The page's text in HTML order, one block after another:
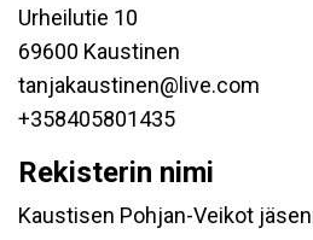
Urheilutie 10
69600 Kaustinen
tanjakaustinen@live.com
+358405801435
Rekisterin nimi
Kaustisen Pohjan-Veikot